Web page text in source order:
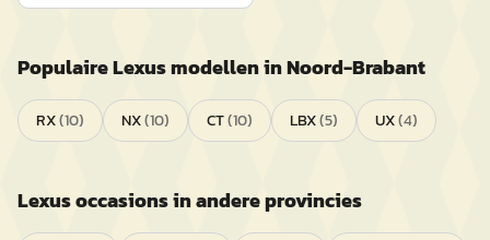
PopulaireLexusmodellen inNoord-Brabant
RX(10) NX(10) CT(10) LBX(5) UX(4)
Lexusoccasions in andere provincies